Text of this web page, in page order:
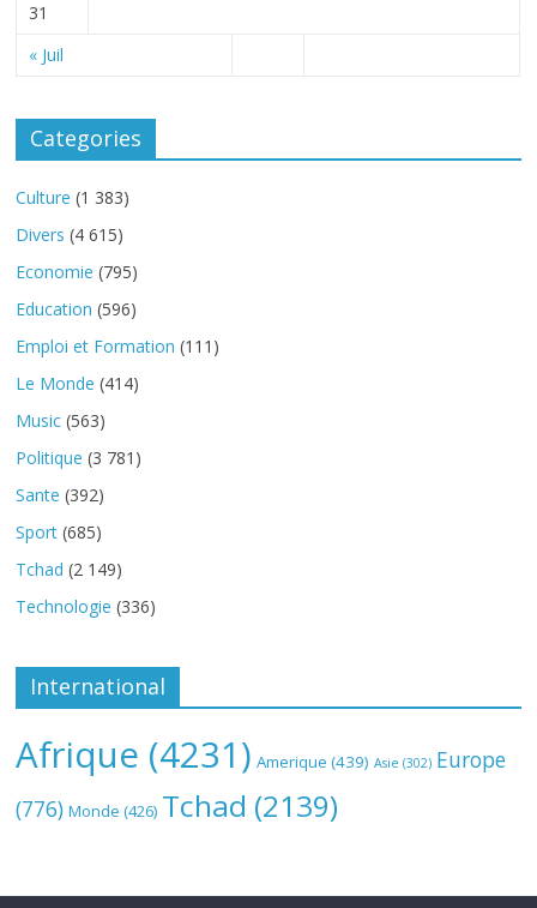
« Juil
31
Categories
Culture (1 383)
Divers (4 615)
Economie (795)
Education (596)
Emploi et Formation (111)
Le Monde (414)
Music (563)
Politique (3 781)
Sante (392)
Sport (685)
Tchad (2 149)
Technologie (336)
International
Afrique (4231) Amerique (439) Asie (302) Europe
(776) Monde (426) Tchad (2139)